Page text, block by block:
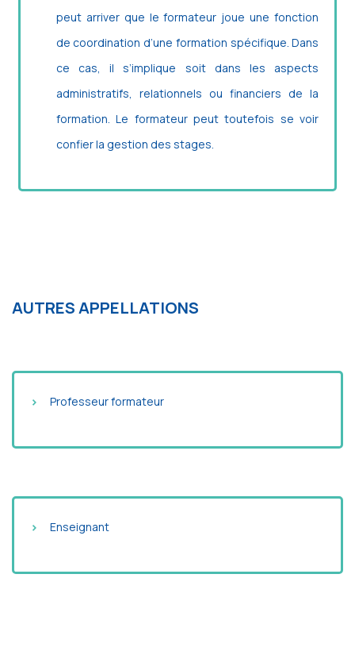
peut arriver que le formateur joue une fonction
de coordination d’une formation spécifique. Dans
ce cas, il s’implique soit dans les aspects
administratifs, relationnels ou financiers de la
formation. Le formateur peut toutefois se voir
confier la gestion des stages.
AUTRES APPELLATIONS
Professeur formateur
Enseignant